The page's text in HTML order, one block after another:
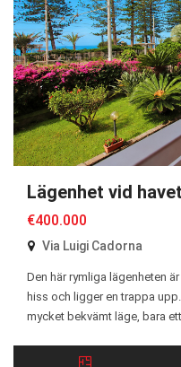
Lägenhet vid
€400.000
Via Luigi Cadorna
Den här rymliga lägenheten
hiss och ligger en trappa
mycket bekvämt läge, bara
omfattar cirka 80 kvm och